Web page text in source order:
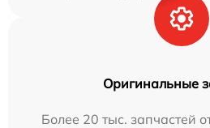
Оригинальные
Более 20 тыс. запчастей